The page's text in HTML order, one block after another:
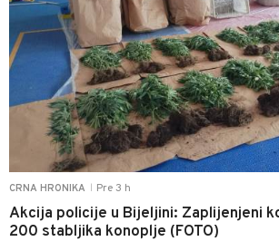
CRNA HRONIKA Pre 3 h
Akcija policije u Bijeljini: Zaplijenjeni
200 stabljika konoplje (FOTO)